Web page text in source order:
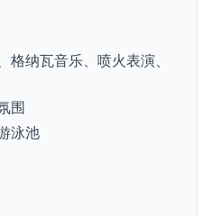
格纳瓦音乐、喷火表演、
围
泳池